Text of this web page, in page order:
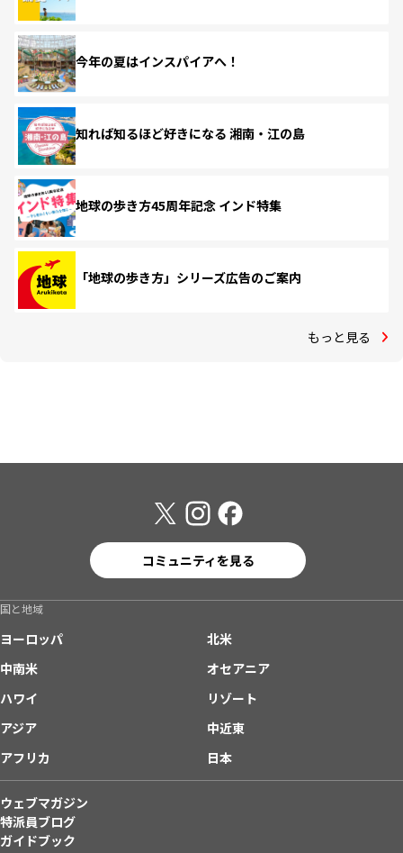
今年の夏はインスパイアへ！
知れば知るほど好きになる 湘南・江の島
地球の歩き方45周年記念 インド特集
「地球の歩き方」シリーズ広告のご案内
もっと見る
コミュニティを見る
国と地域
ヨーロッパ
北米
中南米
オセアニア
ハワイ
リゾート
アジア
中近東
アフリカ
日本
ウェブマガジン
特派員ブログ
ガイドブック